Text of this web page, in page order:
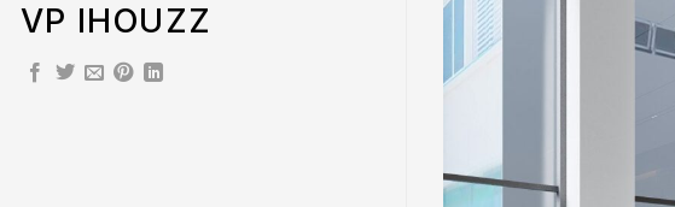
VP IHOUZZ